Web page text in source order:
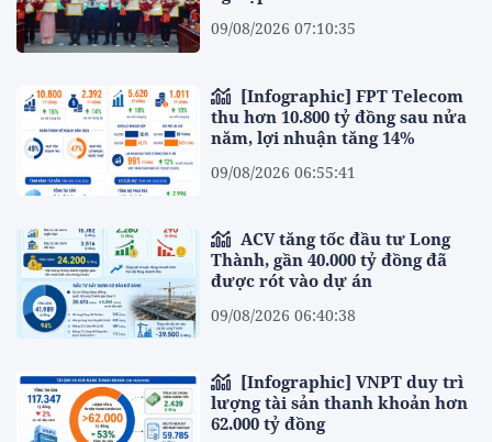
09/08/2026 07:10:35
thu hơn 10.800 tỷ đồng sau nửa
năm, lợi nhuận tăng 14%
09/08/2026 06:55:41
Thành, gần 40.000 tỷ đồng đã
được rót vào dự án
09/08/2026 06:40:38
lượng tài sản thanh khoản hơn
62.000 tỷ đồng